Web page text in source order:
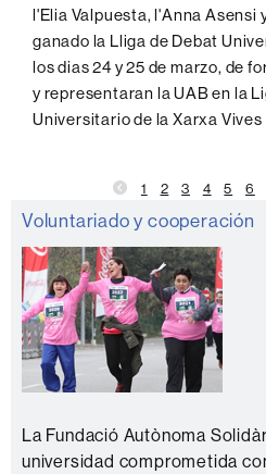
l'Elia Valpuesta, l'Anna Asensi
ganado la Lliga de Debat
los dias 24 y 25 de marzo, de
y representaran la UAB en la
Universitario de la Xarxa
1 2 3 4 5 6
Información
complementaria
Voluntariado y cooperación
La Fundació Autònoma
universidad comprometida